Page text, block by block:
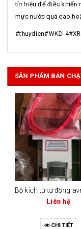
tín hiệu để điều khiển
mực nước quá cao
#thuydien#WKD-
SẢN PHẨM BÁN
Liên hệ
CHI TIẾT